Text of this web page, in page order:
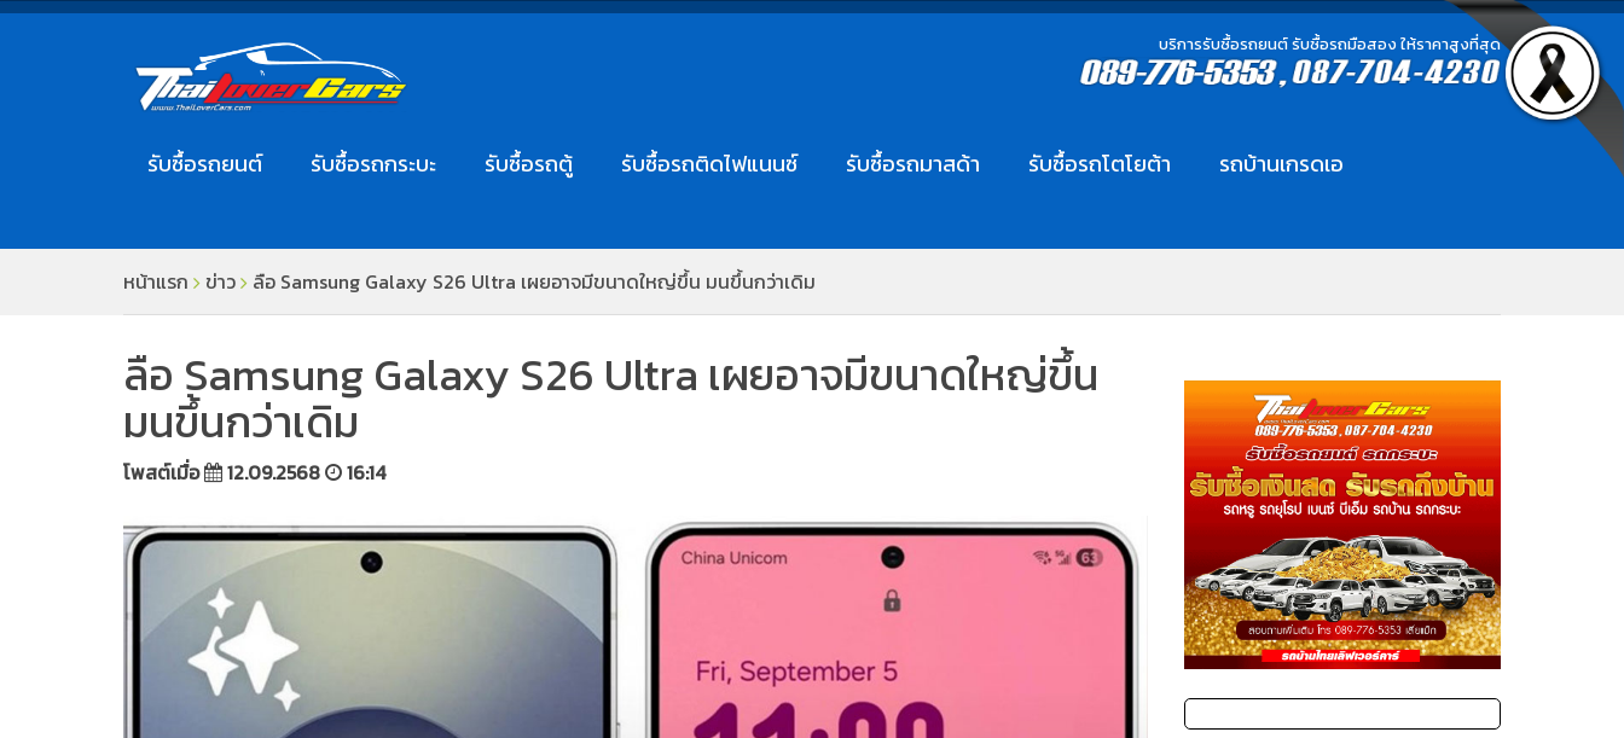
บริการรับซื้อรถยนต์ รับซื้อรถมือสอง ให้ราคาสูงที่สุด
รับซื้อรถยนต์ รับซื้อรถกระบะ รับซื้อรถตู้ รับซื้อรถติดไฟแนนซ์ รับซื้อรถมาสด้า รับซื้อรถโตโยต้า รถบ้านเกรดเอ
หน้าแรก ข่าว ลือ Samsung Galaxy S26 Ultra เผยอาจมีขนาดใหญ่ขึ้น มนขึ้นกว่าเดิม
ลือ Samsung Galaxy S26 Ultra เผยอาจมีขนาดใหญ่ขึ้น
มนขึ้นกว่าเดิม
โพสต์เมื่อ 12.09.2568 16:14